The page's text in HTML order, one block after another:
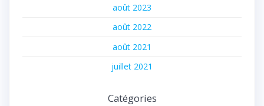
août 2023
août 2022
août 2021
juillet 2021
Catégories